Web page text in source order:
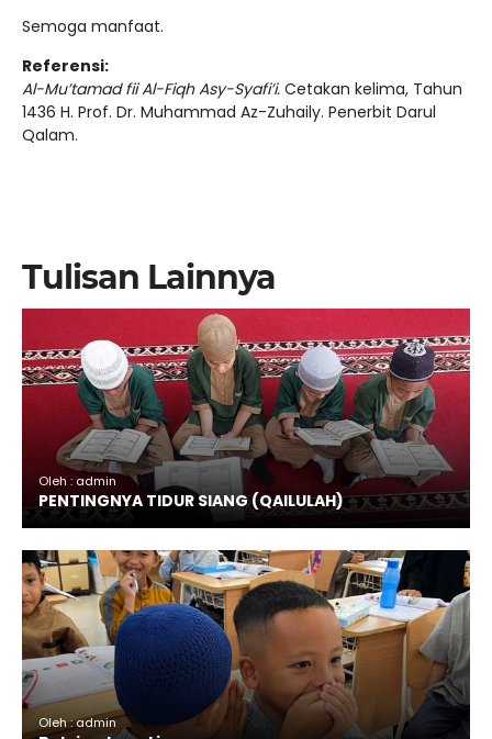
Semoga manfaat.
Referensi:
Al-Mu’tamad fii Al-Fiqh Asy-Syafi’i. Cetakan kelima, Tahun
1436 H. Prof. Dr. Muhammad Az-Zuhaily. Penerbit Darul
Qalam.
Tulisan Lainnya
Oleh : admin
PENTINGNYA TIDUR SIANG (QAILULAH)
Oleh : admin